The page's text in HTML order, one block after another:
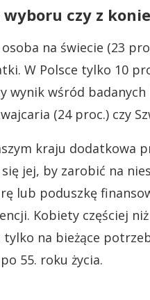
czy z
na świecie (23
W Polsce tylko 10
wynik wśród
(24 proc.) czy
kraju dodatkowa
jej, by zarobić na
lub poduszkę
Kobiety częściej
na bieżące
55. roku życia.